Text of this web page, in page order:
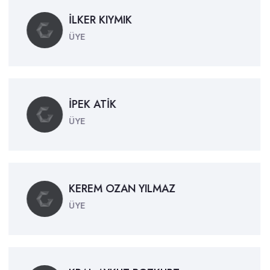
İLKER KIYMIK
ÜYE
İPEK ATİK
ÜYE
KEREM OZAN YILMAZ
ÜYE